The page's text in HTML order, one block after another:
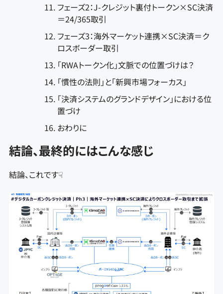
フェーズ2：J-クレジット裏付トークン×SC決済
＝24/365取引
フェーズ3：海外マーケット連携×SC決済＝ク
ロスボーダー取引
「RWAトークン化」文脈での位置づけは？
「慣性の法則」と「新興市場フォーカス」
「決済システムのグランドデザイン」における位
置づけ
おわりに
結論、最終的にはこんな感じ
結論、これです☟